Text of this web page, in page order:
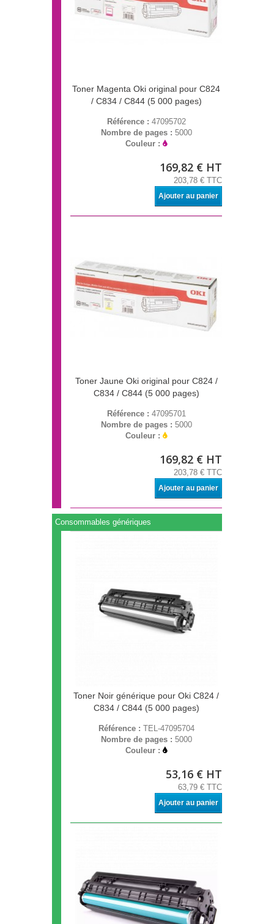
Toner Magenta Oki original pour C824
/ C834 / C844 (5 000 pages)
Référence : 47095702
Nombre de pages : 5000
Couleur :
169,82 € HT
203,78 € TTC
Ajouter au panier
Toner Jaune Oki original pour C824 /
C834 / C844 (5 000 pages)
Référence : 47095701
Nombre de pages : 5000
Couleur :
169,82 € HT
203,78 € TTC
Ajouter au panier
Consommables génériques
Toner Noir générique pour Oki C824 /
C834 / C844 (5 000 pages)
Référence : TEL-47095704
Nombre de pages : 5000
Couleur :
53,16 € HT
63,79 € TTC
Ajouter au panier